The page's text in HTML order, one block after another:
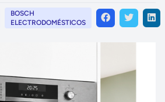
BOSCH
ELECTRODOMÉSTICOS